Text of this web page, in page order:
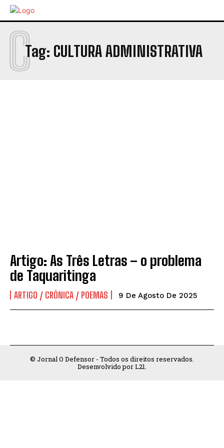
Tag: CULTURA ADMINISTRATIVA
C
Artigo: As Três Letras – o problema
de Taquaritinga
ARTIGO / CRÔNICA / POEMAS 9 De Agosto De 2025
© Jornal O Defensor - Todos os direitos reservados.
Desenvolvido por L21.